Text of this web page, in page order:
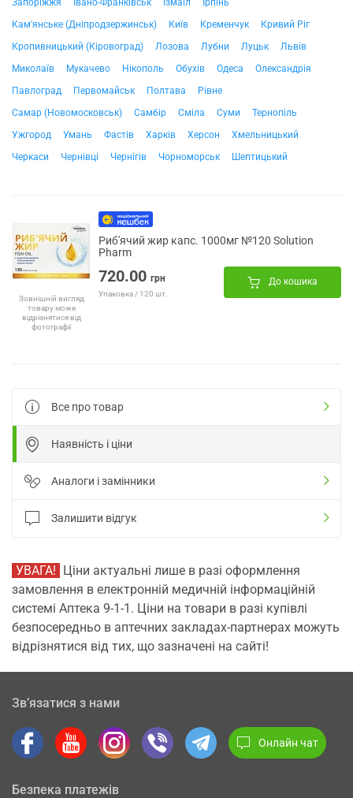
Запоріжжя
Івано-Франківськ Ізмаїл
Ірпінь
Кам'янське (Дніпродзержинськ)
Київ Кременчук
Кривий Ріг
Кропивницький (Кіровоград)
Лозова Лубни Луцьк
Львів
Миколаїв
Мукачево Нікополь Обухів Одеса
Олександрія
Павлоград
Первомайськ Полтава
Рівне
Самар (Новомосковськ)
Самбір Сміла Суми
Тернопіль
Ужгород
Умань Фастів Харків Херсон
Хмельницький
Черкаси
Чернівці Чернігів Чорноморськ Шептицький
Зовнішній вигляд
товару може
відрізнятися від
фотографії
Риб'ячий жир капс. 1000мг №120 Solution
Pharm
720.00 грн
Упаковка / 120 шт.
До кошика
Все про товар
Наявність і ціни
Аналоги і замінники
Залишити відгук
УВАГА! Ціни актуальні лише в разі оформлення
замовлення в електронній медичній інформаційній
системі Аптека 9-1-1. Ціни на товари в разі купівлі
безпосередньо в аптечних закладах-партнерах можуть
відрізнятися від тих, що зазначені на сайті!
Зв’язатися з нами
Онлайн чат
Безпека платежів